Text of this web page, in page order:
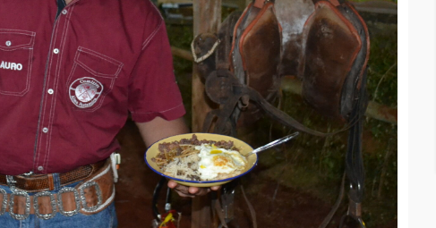
metas do saneamento
e consolida
investimentos
estruturantes em
Chapadão do Sul
2026 Geral